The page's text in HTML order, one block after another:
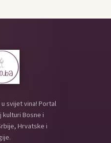
u svijet vina! Portal
kulturi Bosne i
Hrvatske i